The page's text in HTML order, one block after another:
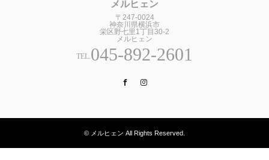
メルヒェン
〒247-0024
神奈川県横浜市
栄区野七里1丁目30-2
メルヒェン
TEL.045-892-2601
Facebook
© メルヒェン All Rights Reserved.